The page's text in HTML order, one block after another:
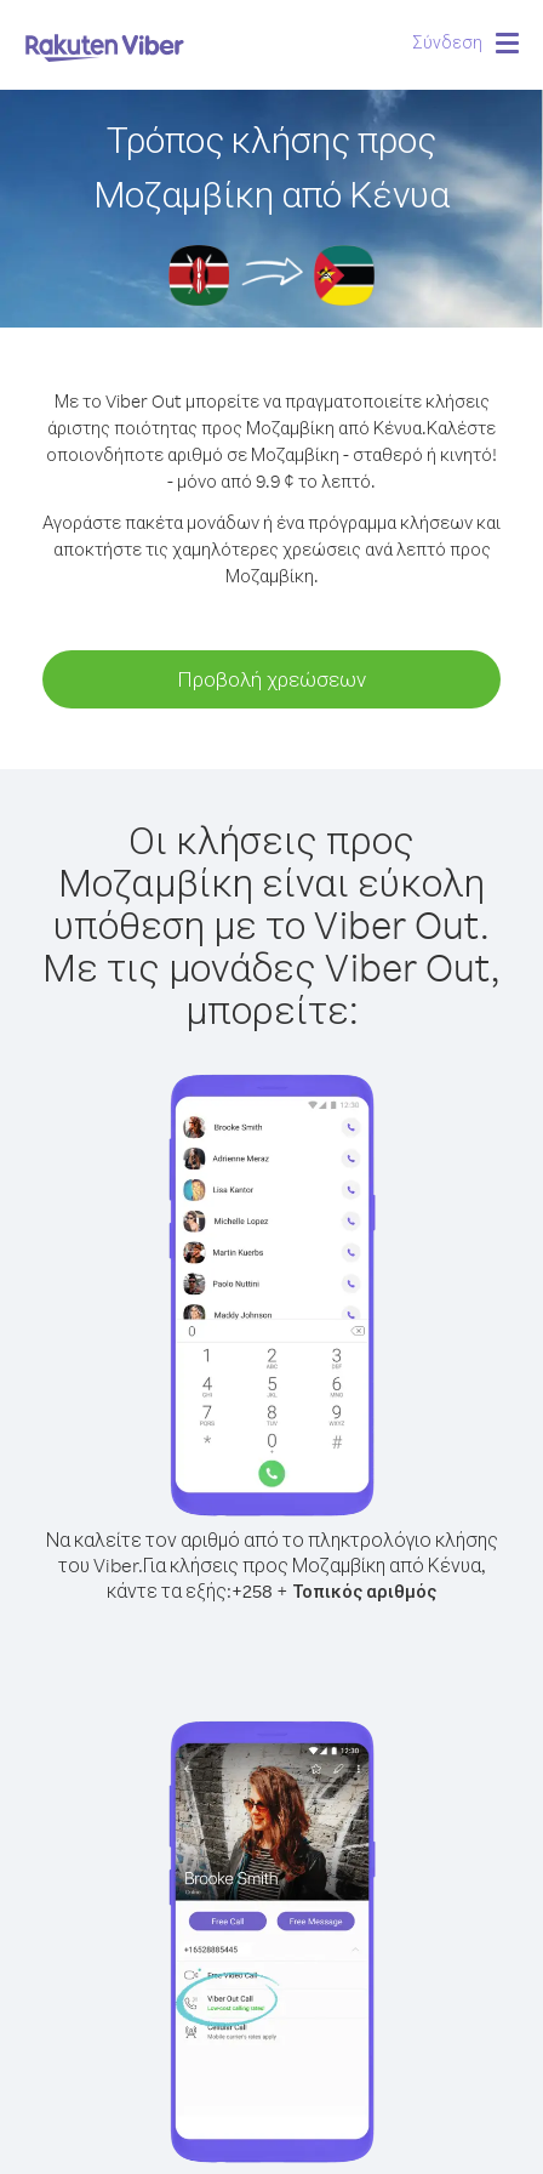
Σύνδεση
Τρόπος κλήσης προς
Μοζαμβίκη από Κένυα
Με το Viber Out μπορείτε να πραγματοποιείτε κλήσεις
άριστης ποιότητας προς Μοζαμβίκη από Κένυα.Καλέστε
οποιονδήποτε αριθμό σε Μοζαμβίκη - σταθερό ή κινητό!
- μόνο από 9.9 ¢ το λεπτό.
Αγοράστε πακέτα μονάδων ή ένα πρόγραμμα κλήσεων και
αποκτήστε τις χαμηλότερες χρεώσεις ανά λεπτό προς
Μοζαμβίκη.
Προβολή χρεώσεων
Οι κλήσεις προς
Μοζαμβίκη είναι εύκολη
υπόθεση με το Viber Out.
Με τις μονάδες Viber Out,
μπορείτε:
Να καλείτε τον αριθμό από το πληκτρολόγιο κλήσης
του Viber.Για κλήσεις προς Μοζαμβίκη από Κένυα,
κάντε τα εξής:+258 + Τοπικός αριθμός